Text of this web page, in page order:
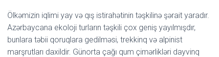
Ölkəmizin iqlimi yay və qış istirahətinin təşkilinə şərait yaradır.
Azərbaycana ekoloji turların təşkili çox geniş yayılmışdır,
bunlara təbii qoruqlara gedilməsi, trekkinq və alpinist
marşrutları daxildir. Günorta çağı qum çimərlikləri dayvinq